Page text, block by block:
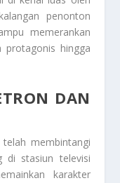
penonton
memerankan
protagonis hingga
DAN
telah membintangi
di stasiun televisi
karakter